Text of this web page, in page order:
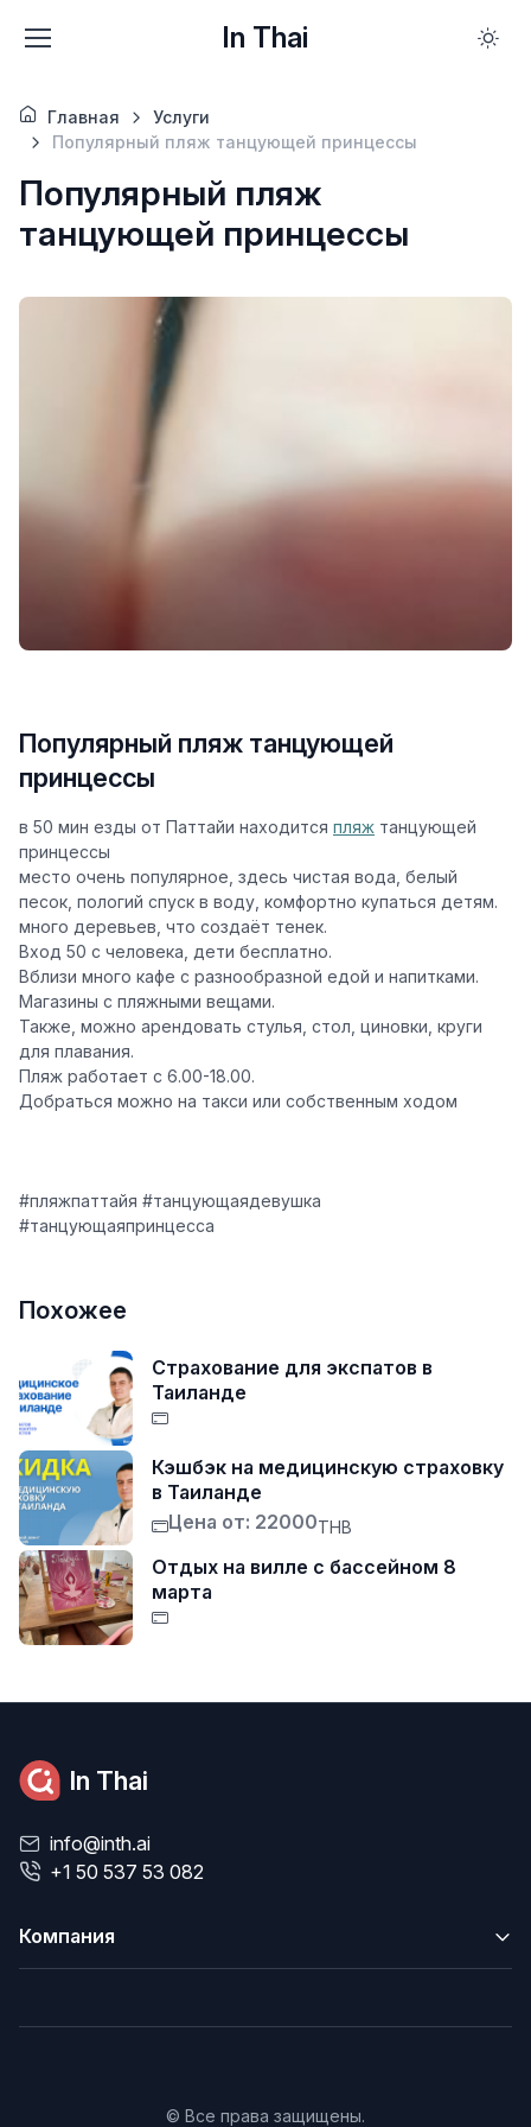
In Thai
Главная
Услуги
Популярный пляж танцующей принцессы
Популярный пляж
танцующей принцессы
Популярный пляж танцующей
принцессы
в 50 мин езды от Паттайи находится пляж танцующей
принцессы
место очень популярное, здесь чистая вода, белый
песок, пологий спуск в воду, комфортно купаться детям.
много деревьев, что создаёт тенек.
Вход 50 с человека, дети бесплатно.
Вблизи много кафе с разнообразной едой и напитками.
Магазины с пляжными вещами.
Также, можно арендовать стулья, стол, циновки, круги
для плавания.
Пляж работает с 6.00-18.00.
Добраться можно на такси или собственным ходом
#пляжпаттайя #танцующаядевушка
#танцующаяпринцесса
Похожее
Страхование для экспатов в
Таиланде
Кэшбэк на медицинскую страховку
в Таиланде
Цена от: 22000THB
Отдых на вилле с бассейном 8
марта
In Thai
info@inth.ai
+1 50 537 53 082
Компания
© Все права защищены.